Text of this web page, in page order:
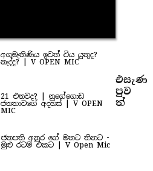
අගමැතිණිය ඉවත් විය යුතුද?
නැද්ද? | V OPEN MIC
21 එනවද? | නුගේගොඩ
ජනතාවගේ අදහස් | V OPEN
MIC
ජනපති අනුර ගේ මතට තිතට -
මුළු රටම එකට | V Open Mic
එසැණ
පුව​
ත්